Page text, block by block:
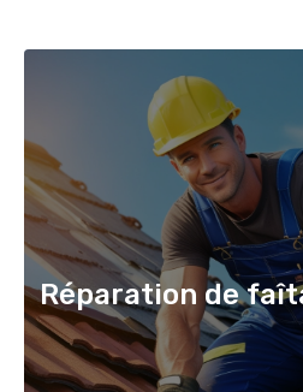
Réparation de